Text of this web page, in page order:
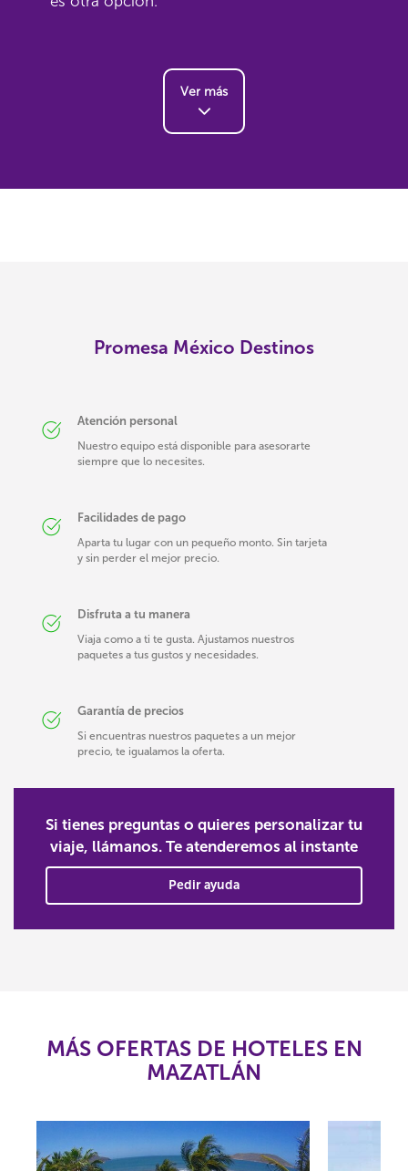
Ver más
Promesa México Destinos
Atención personal
Nuestro equipo está disponible para asesorarte
siempre que lo necesites.
Facilidades de pago
Aparta tu lugar con un pequeño monto. Sin tarjeta
y sin perder el mejor precio.
Disfruta a tu manera
Viaja como a ti te gusta. Ajustamos nuestros
paquetes a tus gustos y necesidades.
Garantía de precios
Si encuentras nuestros paquetes a un mejor
precio, te igualamos la oferta.
Si tienes preguntas o quieres personalizar tu
viaje, llámanos. Te atenderemos al instante
Pedir ayuda
MÁS OFERTAS DE HOTELES EN
MAZATLÁN